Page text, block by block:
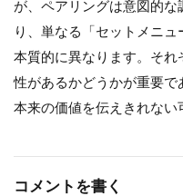
が、ペアリングは意図的
り、単なる「セットメニ
本質的に異なります。そ
性があるかどうかが重要で
本来の価値を伝えきれない
コメントを書く